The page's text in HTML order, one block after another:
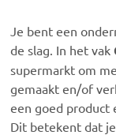
Je bent een
de slag. In het vak
supermarkt om
gemaakt en/of
een goed product
Dit betekent dat